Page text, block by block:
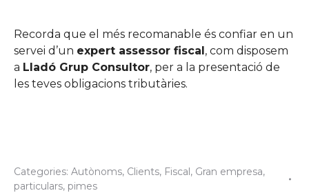
Recorda que el més recomanable és confiar en un
servei d’un expert assessor fiscal, com disposem
a Lladó Grup Consultor, per a la presentació de
les teves obligacions tributàries.
Categories: Autònoms, Clients, Fiscal, Gran empresa,
particulars, pimes